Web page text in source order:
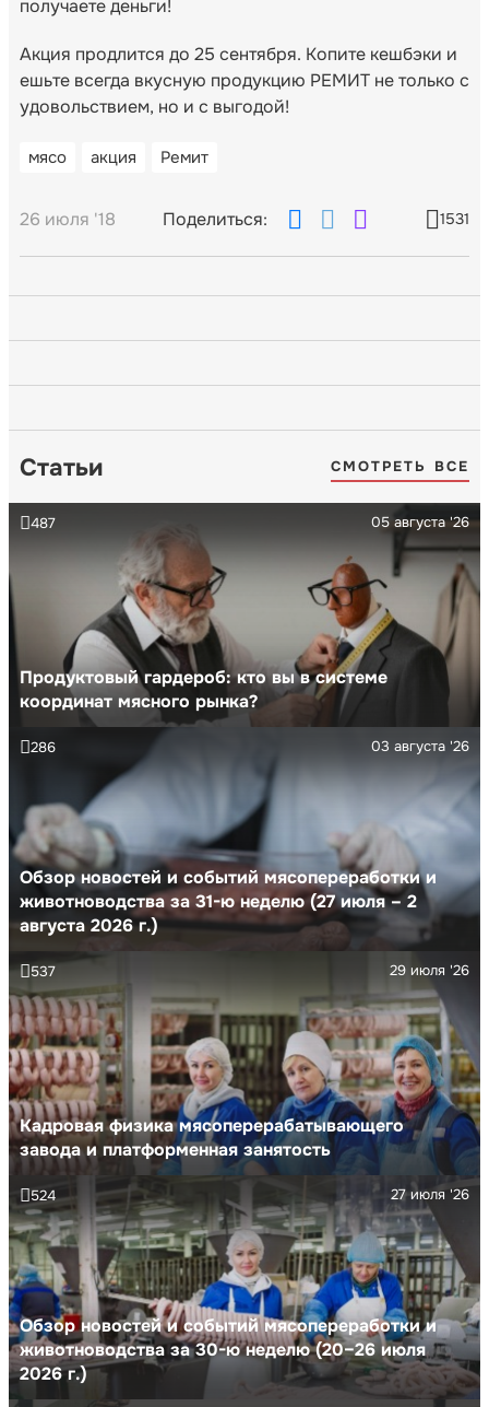
получаете деньги!
Акция продлится до 25 сентября. Копите кешбэки и
ешьте всегда вкусную продукцию РЕМИТ не только с
удовольствием, но и с выгодой!
мясо акция Ремит
26 июля '18 Поделиться: 1531
Статьи СМОТРЕТЬ ВСЕ
Продуктовый гардероб: кто вы в системе
координат мясного рынка?
05 августа '26
487
Обзор новостей и событий мясопереработки и
животноводства за 31-ю неделю (27 июля – 2
августа 2026 г.)
03 августа '26
286
Кадровая физика мясоперерабатывающего
завода и платформенная занятость
29 июля '26
537
Обзор новостей и событий мясопереработки и
животноводства за 30-ю неделю (20–26 июля
2026 г.)
27 июля '26
524